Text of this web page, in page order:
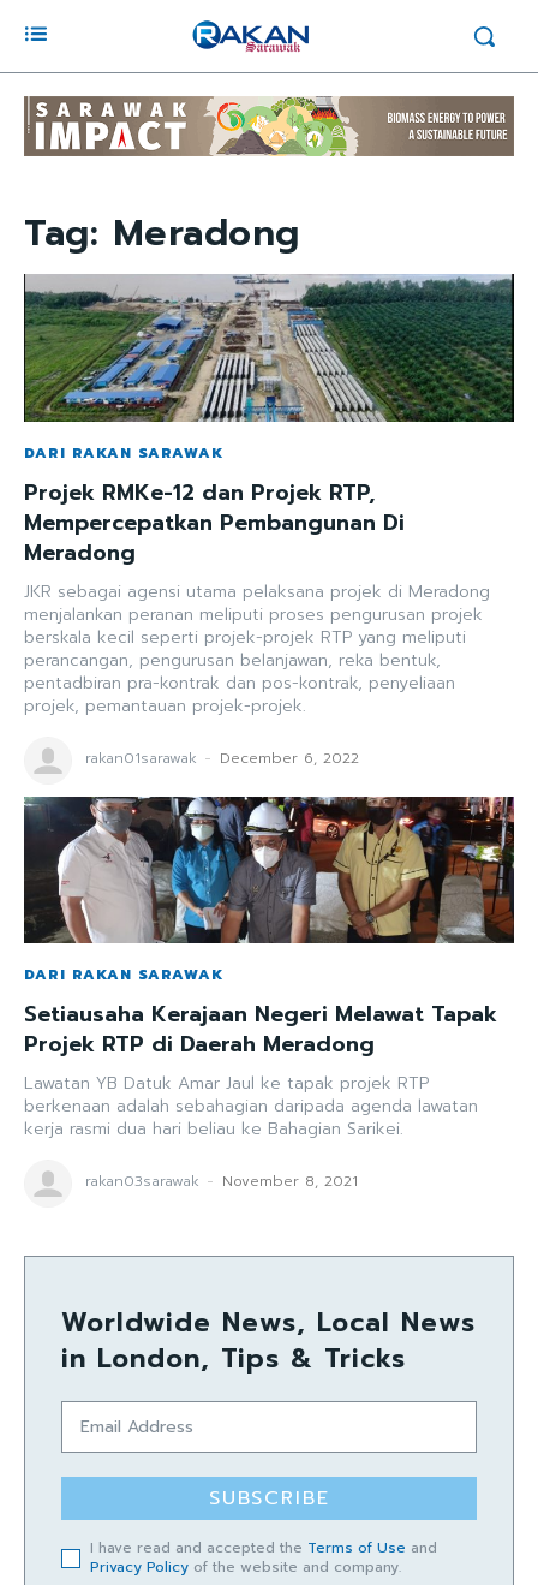
Tag: Meradong
DARI RAKAN SARAWAK
Projek RMKe-12 dan Projek RTP,
Mempercepatkan Pembangunan Di
Meradong
JKR sebagai agensi utama pelaksana projek di Meradong
menjalankan peranan meliputi proses pengurusan projek
berskala kecil seperti projek-projek RTP yang meliputi
perancangan, pengurusan belanjawan, reka bentuk,
pentadbiran pra-kontrak dan pos-kontrak, penyeliaan
projek, pemantauan projek-projek.
rakan01sarawak - December 6, 2022
DARI RAKAN SARAWAK
Setiausaha Kerajaan Negeri Melawat Tapak
Projek RTP di Daerah Meradong
Lawatan YB Datuk Amar Jaul ke tapak projek RTP
berkenaan adalah sebahagian daripada agenda lawatan
kerja rasmi dua hari beliau ke Bahagian Sarikei.
rakan03sarawak - November 8, 2021
Worldwide News, Local News
in London, Tips & Tricks
SUBSCRIBE
I have read and accepted the Terms of Use and
Privacy Policy of the website and company.